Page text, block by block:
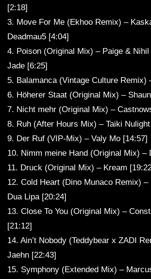
[2:18]
3. Move For Me (Ekhoo Remix) –
Deadmau5 [4:04]
4. Poison (Original Mix) – Paige & Nihil
Jade [6:25]
5. Balamanca (Vintage Culture Remix)
6. Höherer Staat (Original Mix) –
7. Nicht mehr (Original Mix) –
8. Ruh (After Hours Mix) – Taiki
9. Der Ruf (VIP-Mix) – Valy Mo [14:57]
10. Nimm meine Hand (Original Mix) –
11. Druck (Original Mix) – Kream
12. Cold Heart (Dino Munaco Remix) –
Dua Lipa [20:24]
13. Close To You (Original Mix) –
[21:12]
14. Ain’t Nobody (Teddybear x ZADI
Jaehn [22:43]
15. Symphony (Extended Mix) –